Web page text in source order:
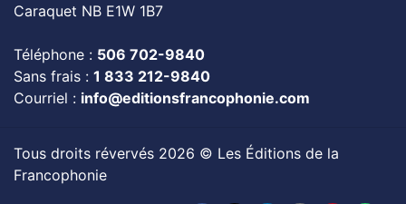
Caraquet NB E1W 1B7
Téléphone : 506 702-9840
Sans frais : 1 833 212-9840
Courriel : info@editionsfrancophonie.com
Tous droits révervés 2026 © Les Éditions de la
Francophonie